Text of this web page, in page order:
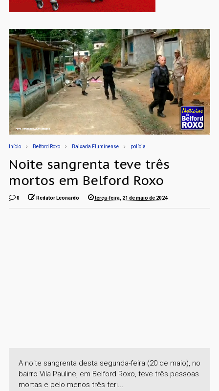
Início Belford Roxo Baixada Fluminense polícia
Noite sangrenta teve três
mortos em Belford Roxo
0 Redator Leonardo terça-feira, 21 de maio de 2024
A noite sangrenta desta segunda-feira (20 de maio), no
bairro Vila Pauline, em Belford Roxo, teve três pessoas
mortas e pelo menos três feri...